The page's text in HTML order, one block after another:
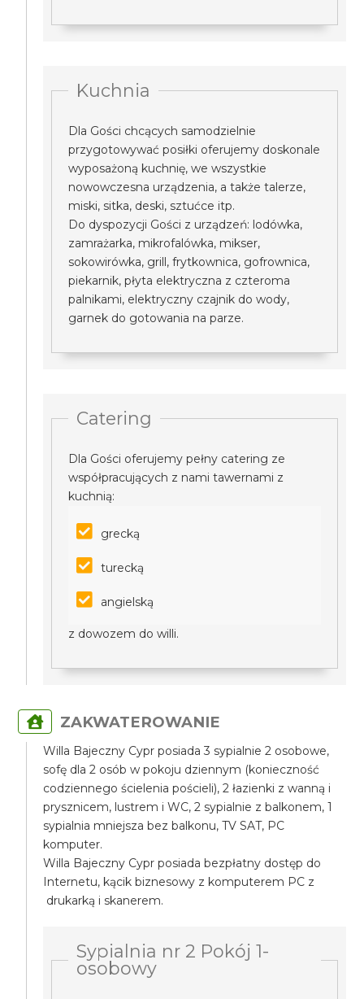
Kuchnia
Dla Gości chcących samodzielnie
przygotowywać posiłki oferujemy doskonale
wyposażoną kuchnię, we wszystkie
nowowczesna urządzenia, a także talerze,
miski, sitka, deski, sztućce itp.
Do dyspozycji Gości z urządzeń: lodówka,
zamrażarka, mikrofalówka, mikser,
sokowirówka, grill, frytkownica, gofrownica,
piekarnik, płyta elektryczna z czteroma
palnikami, elektryczny czajnik do wody,
garnek do gotowania na parze.
Catering
Dla Gości oferujemy pełny catering ze
współpracujących z nami tawernami z
kuchnią:
grecką
turecką
angielską
z dowozem do willi.
ZAKWATEROWANIE
Willa Bajeczny Cypr posiada 3 sypialnie 2 osobowe,
sofę dla 2 osób w pokoju dziennym (konieczność
codziennego ścielenia pościeli), 2 łazienki z wanną i
prysznicem, lustrem i WC, 2 sypialnie z balkonem, 1
sypialnia mniejsza bez balkonu, TV SAT, PC
komputer.
Willa Bajeczny Cypr posiada bezpłatny dostęp do
Internetu, kącik biznesowy z komputerem PC z
drukarką i skanerem.
Sypialnia nr 2 Pokój 1-
osobowy